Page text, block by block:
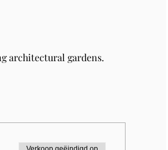
architectural gardens.